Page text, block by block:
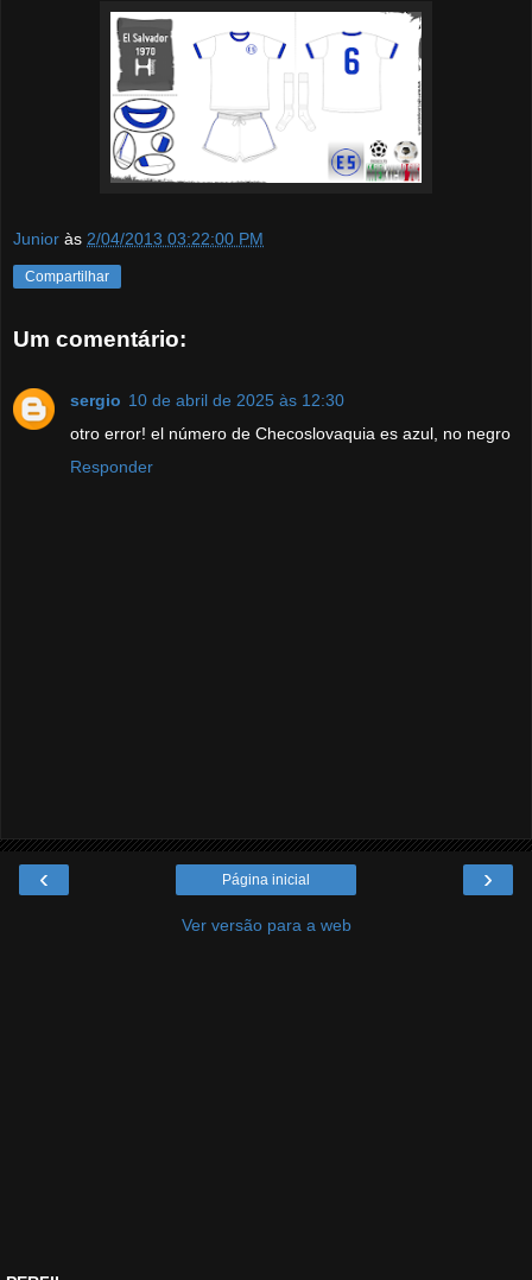
Junior às 2/04/2013 03:22:00 PM
Compartilhar
Um comentário:
sergio 10 de abril de 2025 às 12:30
otro error! el número de Checoslovaquia es azul, no negro
Responder
‹ ›
Página inicial
Ver versão para a web